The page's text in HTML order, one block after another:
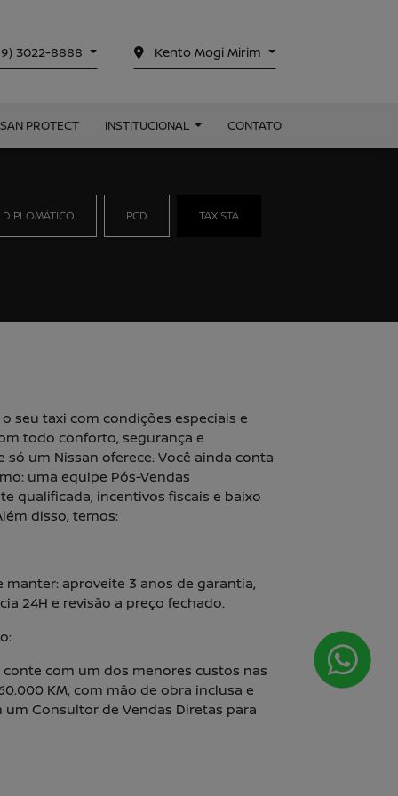
3022-8888 Kento Mogi Mirim
PROTECT INSTITUCIONAL CONTATO
PCD TAXISTA
seu taxi com condições especiais e
todo conforto, segurança e
um Nissan oferece. Você ainda conta
uma equipe Pós-Vendas
qualificada, incentivos fiscais e baixo
disso, temos:
manter: aproveite 3 anos de garantia,
24H e revisão a preço fechado.
com um dos menores custos nas
KM, com mão de obra inclusa e
um Consultor de Vendas Diretas para